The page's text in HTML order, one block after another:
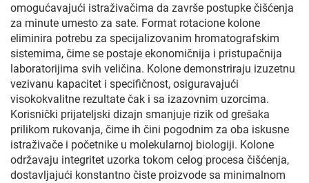
omogućavajući istraživačima da završe postupke čišćenja
za minute umesto za sate. Format rotacione kolone
eliminira potrebu za specijalizovanim hromatografskim
sistemima, čime se postaje ekonomičnija i pristupačnija
laboratorijima svih veličina. Kolone demonstriraju izuzetnu
vezivanu kapacitet i specifičnost, osiguravajući
visokokvalitne rezultate čak i sa izazovnim uzorcima.
Korisnički prijateljski dizajn smanjuje rizik od grešaka
prilikom rukovanja, čime ih čini pogodnim za oba iskusne
istraživače i početnike u molekularnoj biologiji. Kolone
održavaju integritet uzorka tokom celog procesa čišćenja,
dostavljajući konstantno čiste proizvode sa minimalnom